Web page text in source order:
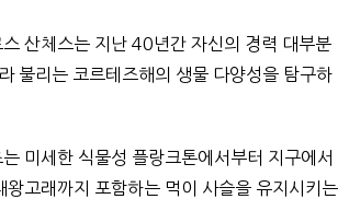
산체스는 지난 40년간 자신의 경력 대부분
불리는 코르테즈해의 생물 다양성을 탐구하
미세한 식물성 플랑크톤에서부터 지구에서
왕고래까지 포함하는 먹이 사슬을 유지시키는